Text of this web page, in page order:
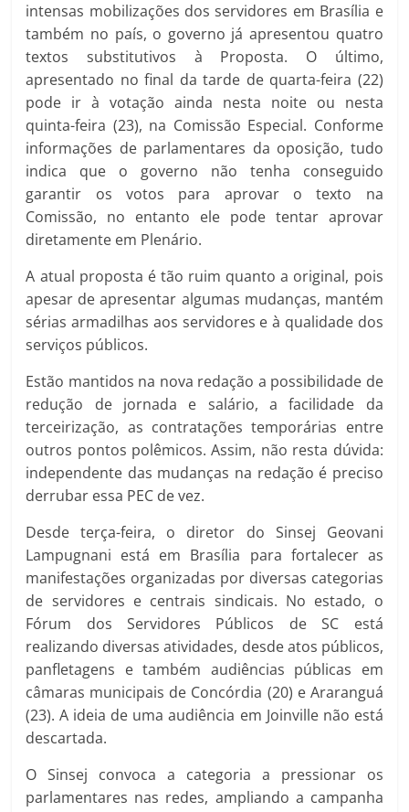
intensas mobilizações dos servidores em Brasília e
também no país, o governo já apresentou quatro
textos substitutivos à Proposta. O último,
apresentado no final da tarde de quarta-feira (22)
pode ir à votação ainda nesta noite ou nesta
quinta-feira (23), na Comissão Especial. Conforme
informações de parlamentares da oposição, tudo
indica que o governo não tenha conseguido
garantir os votos para aprovar o texto na
Comissão, no entanto ele pode tentar aprovar
diretamente em Plenário.
A atual proposta é tão ruim quanto a original, pois
apesar de apresentar algumas mudanças, mantém
sérias armadilhas aos servidores e à qualidade dos
serviços públicos.
Estão mantidos na nova redação a possibilidade de
redução de jornada e salário, a facilidade da
terceirização, as contratações temporárias entre
outros pontos polêmicos. Assim, não resta dúvida:
independente das mudanças na redação é preciso
derrubar essa PEC de vez.
Desde terça-feira, o diretor do Sinsej Geovani
Lampugnani está em Brasília para fortalecer as
manifestações organizadas por diversas categorias
de servidores e centrais sindicais. No estado, o
Fórum dos Servidores Públicos de SC está
realizando diversas atividades, desde atos públicos,
panfletagens e também audiências públicas em
câmaras municipais de Concórdia (20) e Araranguá
(23). A ideia de uma audiência em Joinville não está
descartada.
O Sinsej convoca a categoria a pressionar os
parlamentares nas redes, ampliando a campanha